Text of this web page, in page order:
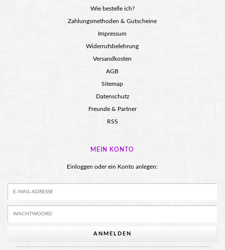
Wie bestelle ich?
Zahlungsmethoden & Gutscheine
Impressum
Widerrufsbelehrung
Versandkosten
AGB
Sitemap
Datenschutz
Freunde & Partner
RSS
MEIN KONTO
Einloggen oder ein Konto anlegen:
ANMELDEN